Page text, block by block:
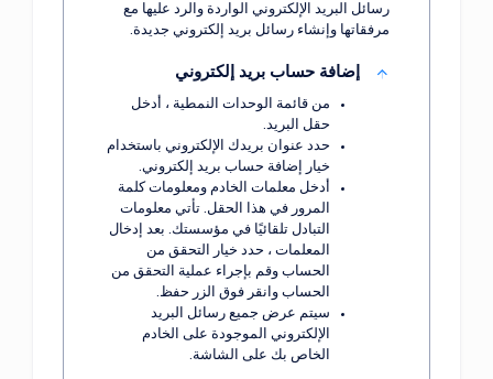
رسائل البريد الإلكتروني الواردة والرد عليها مع
مرفقاتها وإنشاء رسائل بريد إلكتروني جديدة.
إضافة حساب بريد إلكتروني
من قائمة الوحدات النمطية ، أدخل
حقل البريد.
حدد عنوان بريدك الإلكتروني باستخدام
خيار إضافة حساب بريد إلكتروني.
أدخل معلمات الخادم ومعلومات كلمة
المرور في هذا الحقل. تأتي معلومات
التبادل تلقائيًا في مؤسستك. بعد إدخال
المعلمات ، حدد خيار التحقق من
الحساب وقم بإجراء عملية التحقق من
الحساب وانقر فوق الزر حفظ.
سيتم عرض جميع رسائل البريد
الإلكتروني الموجودة على الخادم
الخاص بك على الشاشة.